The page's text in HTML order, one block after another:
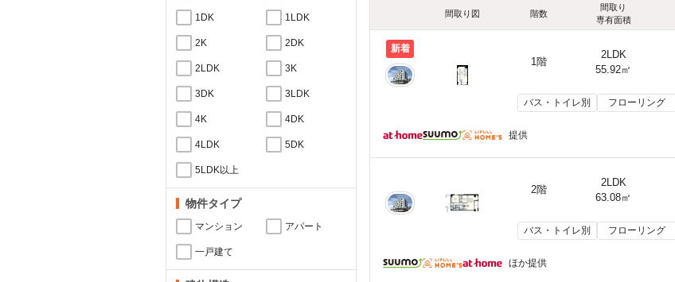
1DK 1LDK
2K 2DK
2LDK 3K
3DK 3LDK
4K 4DK
4LDK 5DK
5LDK以上
物件タイプ
マンション アパート
一戸建て
間取り図 階数
間取り
専有面積
新着
1階
2LDK
55.92㎡
バス・トイレ別 フローリング
提供
2階
2LDK
63.08㎡
バス・トイレ別 フローリング
ほか提供